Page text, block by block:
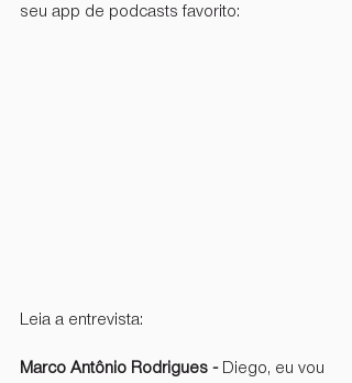
seu app de podcasts favorito:
Leia a entrevista:
Marco Antônio Rodrigues - Diego, eu vou